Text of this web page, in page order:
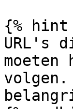
{%
URL's